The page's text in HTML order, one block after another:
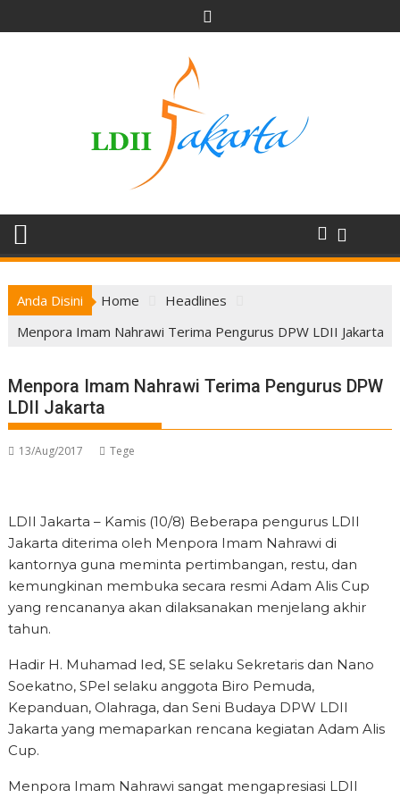
to
Anda Disini Home
Headlines
Menpora Imam Nahrawi Terima Pengurus DPW LDII Jakarta
Menpora Imam Nahrawi Terima Pengurus DPW
LDII Jakarta
13/Aug/2017 Tege
LDII Jakarta – Kamis (10/8) Beberapa pengurus LDII
Jakarta diterima oleh Menpora Imam Nahrawi di
kantornya guna meminta pertimbangan, restu, dan
kemungkinan membuka secara resmi Adam Alis Cup
yang rencananya akan dilaksanakan menjelang akhir
tahun.
Hadir H. Muhamad Ied, SE selaku Sekretaris dan Nano
Soekatno, SPel selaku anggota Biro Pemuda,
Kepanduan, Olahraga, dan Seni Budaya DPW LDII
Jakarta yang memaparkan rencana kegiatan Adam Alis
Cup.
Menpora Imam Nahrawi sangat mengapresiasi LDII